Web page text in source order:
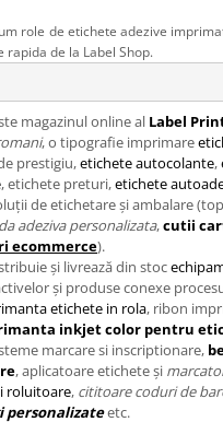
role de etichete adezive
rapida de la Label Shop.
magazinul online al Label
, o tipografie imprimare
prestigiu,etichete autocolante,
, etichete preturi,etichete
de etichetare și ambalare
adeziva personalizata,cutii
ecommerce).
și livrează din stoc
și produse conexe
etichete in rola, ribon
inkjet color pentru
marcare si inscriptionare,
, aplicatoare etichete și
roluitoare, cititoare coduri de
personalizateetc.